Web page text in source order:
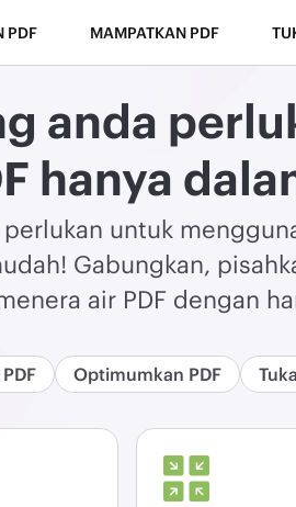
PDF MAMPATKAN PDF
anda
hanya
untuk
Gabungkan,
air PDF dengan
Optimumkan PDF